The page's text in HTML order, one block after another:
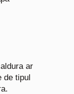
ar
de tipul